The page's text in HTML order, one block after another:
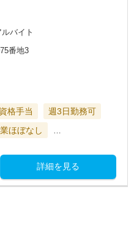
バイト
番地3
資格手当
週3日勤務可
ほぼなし
詳細を見る